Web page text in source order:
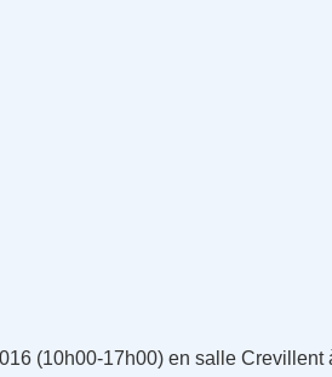
(10h00-17h00) en salle Crevillent